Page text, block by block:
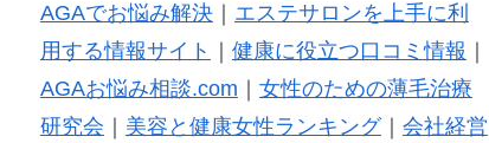
AGAでお悩み解決｜ エステサロンを上手に利
用する情報サイト
健康に役立つ口コミ情報
AGAお悩み相談.com
女性のための薄毛治療
研究会
美容と健康女性ランキング｜ 会社経営